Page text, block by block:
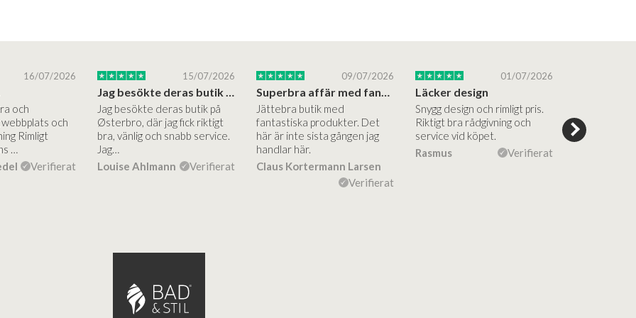
16/07/2026
och
och
Rimligt
…
Verifierat
15/07/2026
Jag besökte deras butik på
Østerbro, där jag fick riktigt
bra, vänlig och snabb service.
Jag…
Louise Ahlmann
Verifierat
09/07/2026
Jättebra butik med
fantastiska produkter. Det
här är inte sista gången jag
handlar här.
Claus Kortermann Larsen
Verifierat
01/07/2026
Läcker design
Snygg design och rimligt pris.
Riktigt bra rådgivning och
service vid köpet.
Rasmus
Verifierat
hjälpsamma
vägledning